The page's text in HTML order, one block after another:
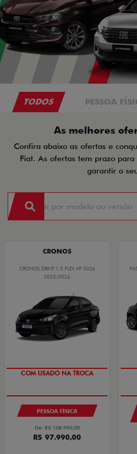
TODOS PESSOA
As melhores
Confira abaixo as ofertas e
Fiat. As ofertas tem prazo
garantir o
CRONOS
CRONOS DRIVE 1.0 FLEX 4P 2026
2025/2026
PESSOA FÍSICA
De: R$ 108.990,00
R$ 97.990,00